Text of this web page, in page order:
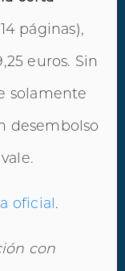
páginas),
euros. Sin
solamente
desembolso
oficial.
con